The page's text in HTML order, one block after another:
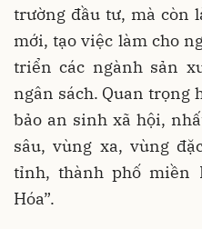
trường đầu tư, mà còn
mới, tạo việc làm cho
triển các ngành sản
ngân sách. Quan trọng
bảo an sinh xã hội,
sâu, vùng xa, vùng
tỉnh, thành phố miền
Hóa”.